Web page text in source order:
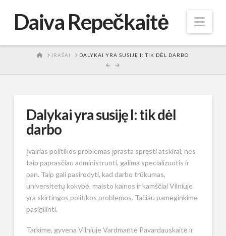
Daiva Repečkaitė
HOMEĮRAŠAI DALYKAI YRA SUSIJĘ I: TIK DĖL DARBO
Dalykai yra susiję I: tik dėl
darbo
Įvairias politikos problemas įprasta spręsti atskirai, nes
taip paprasčiau administruoti, galima specializuotis ir
pan. Taip gali pasirodyti, kad darbo trūkumas,
universitetų kokybė, maisto kainos ir kamščiai Vilniuje
yra skirtingos politikos problemos. Tačiau pamėginkime
pasigilinti.
Tarkime, gyvena Vilniuje Vardmantė Pavardauskaitė ir